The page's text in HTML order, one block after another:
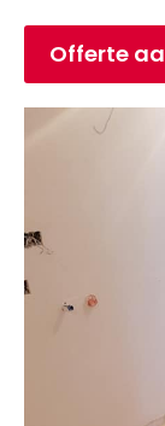
Offerte